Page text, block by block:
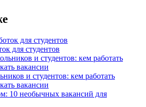
для студентов
и студентов: кем работать
вакансии